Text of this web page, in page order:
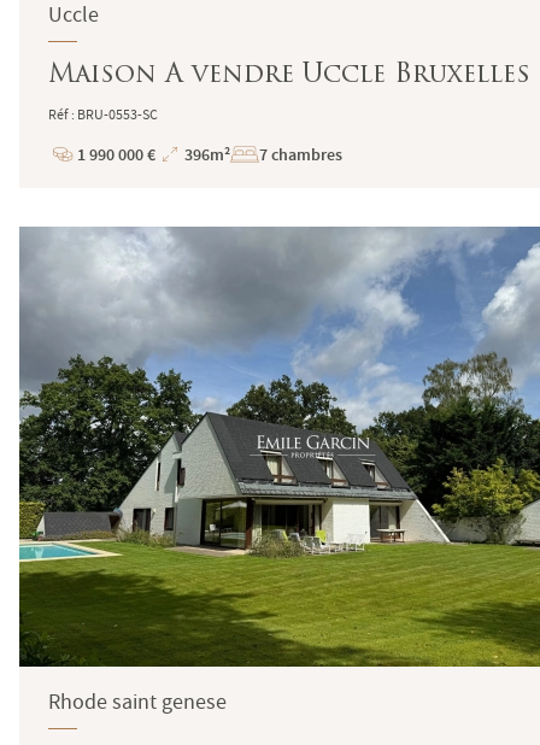
Uccle
Maison A vendre Uccle
Réf : BRU-0553-SC
Prix
1 990 000 €
Superficie
396m² 7 chambres
Rhode saint genese